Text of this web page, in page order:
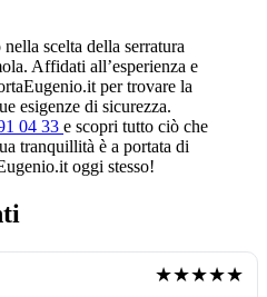
scelta della serratura
Affidati all’esperienza e
per trovare la
esigenze di sicurezza.
04 33 e scopri tutto ciò che
tranquillità è a portata di
oggi stesso!
★★★★★